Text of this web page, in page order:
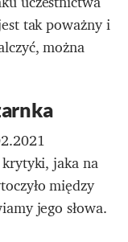
tak poważny i
można
krytyki, jaka na
między
jego słowa.